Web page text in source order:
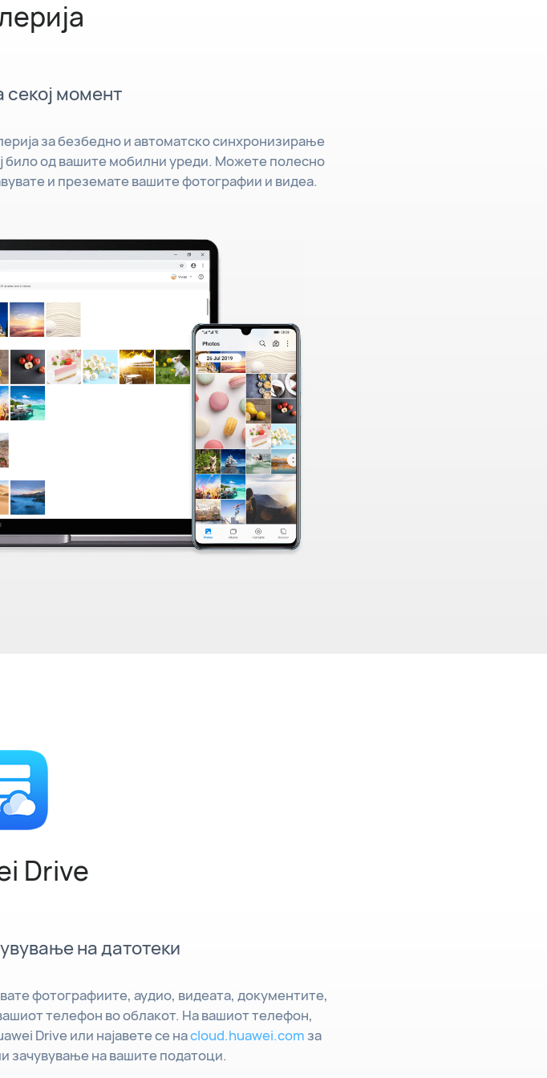
момент
за безбедно и автоматско синхронизирање
било од вашите мобилни уреди. Можете полесно
и преземате вашите фотографии и видеа.
Drive
на датотеки
фотографиите, аудио, видеата, документите,
телефон во облакот. На вашиот телефон,
Drive или најавете се наcloud.huawei.comза
зачувување на вашите податоци.